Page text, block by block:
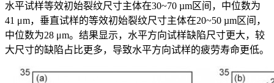
水平试样等效初始裂纹尺寸主体在30~70 µm区间，中位数为
41 μm，垂直试样的等效初始裂纹尺寸主体在20~50 µm区间，
中位数为28 μm。结果显示，水平方向试样缺陷尺寸更大，较
大尺寸的缺陷占比更多，导致水平方向试样的疲劳寿命更低。